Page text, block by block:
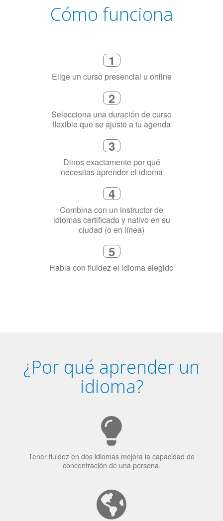
Cómo funciona
1
2
Selecciona una duración de curso
3
Dinos exactamente por qué
4
Combina con un instructor de
idiomas certificado y nativo en su
5
¿Por qué aprender un
idioma?
Tener fluidez en dos idiomas mejora la capacidad de